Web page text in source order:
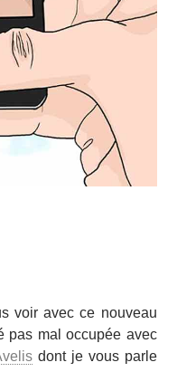
voir avec ce nouveau
pas mal occupée avec
dont je vous parle